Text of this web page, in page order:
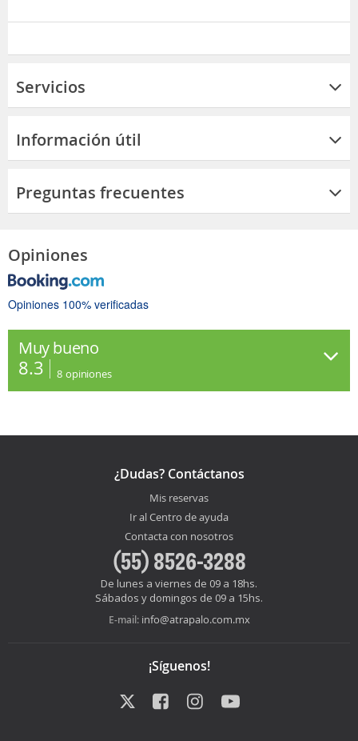
Servicios
Información útil
Preguntas frecuentes
Opiniones
Opiniones 100% verificadas
Muy bueno
8.3 8 opiniones
¿Dudas? Contáctanos
Mis reservas
Ir al Centro de ayuda
Contacta con nosotros
(55) 8526-3288
De lunes a viernes de 09 a 18hs.
Sábados y domingos de 09 a 15hs.
E-mail: info@atrapalo.com.mx
¡Síguenos!